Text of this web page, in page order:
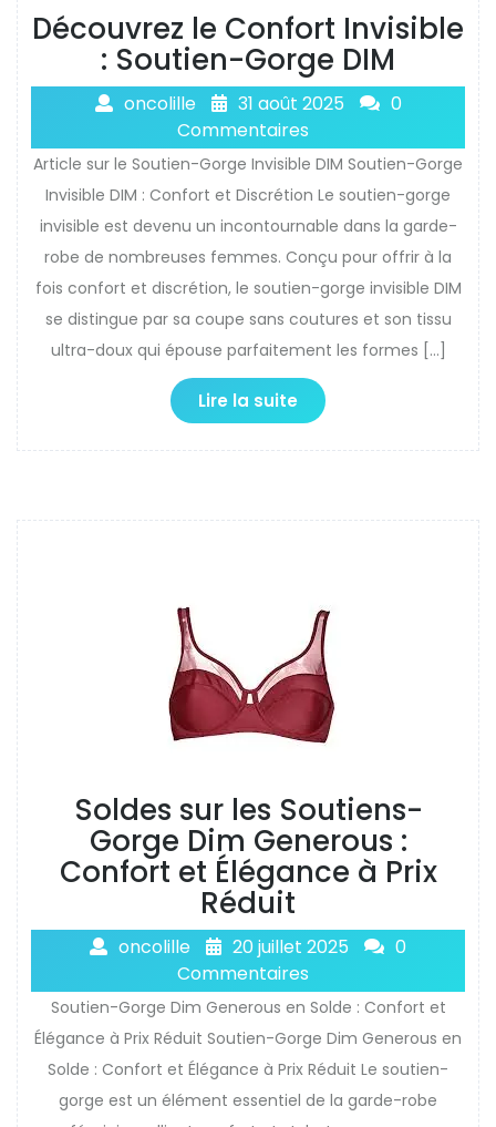
Découvrez le Confort Invisible
: Soutien-Gorge DIM
oncolille 31 août 2025
0
Commentaires
Article sur le Soutien-Gorge Invisible DIM Soutien-Gorge
Invisible DIM : Confort et Discrétion Le soutien-gorge
invisible est devenu un incontournable dans la garde-
robe de nombreuses femmes. Conçu pour offrir à la
fois confort et discrétion, le soutien-gorge invisible DIM
se distingue par sa coupe sans coutures et son tissu
ultra-doux qui épouse parfaitement les formes […]
Lire la suite
Soldes sur les Soutiens-
Gorge Dim Generous :
Confort et Élégance à Prix
Réduit
oncolille 20 juillet 2025
0
Commentaires
Soutien-Gorge Dim Generous en Solde : Confort et
Élégance à Prix Réduit Soutien-Gorge Dim Generous en
Solde : Confort et Élégance à Prix Réduit Le soutien-
gorge est un élément essentiel de la garde-robe